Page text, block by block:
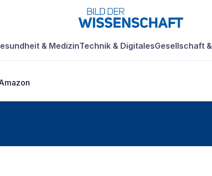
& MedizinTechnik & DigitalesGesellschaft